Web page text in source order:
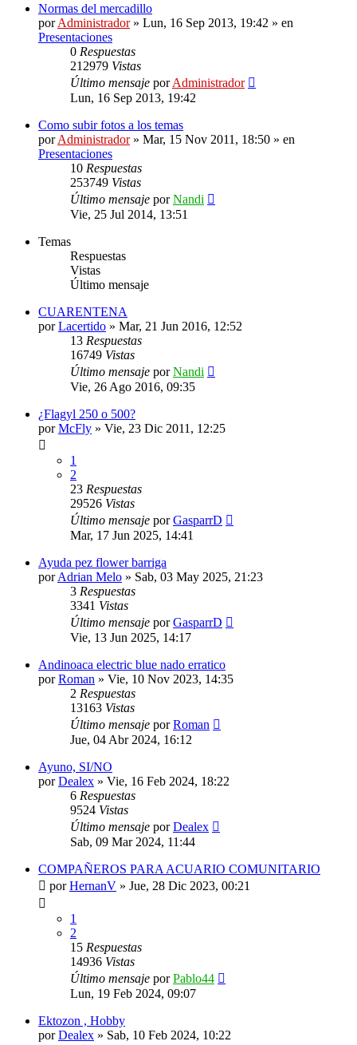
Normas del mercadillo
porAdministrador» Lun, 16 Sep 2013, 19:42 » en
Presentaciones
0 Respuestas
212979 Vistas
Último mensaje porAdministrador
Lun, 16 Sep 2013, 19:42
Como subir fotos a los temas
porAdministrador» Mar, 15 Nov 2011, 18:50 » en
Presentaciones
10 Respuestas
253749 Vistas
Último mensaje porNandi
Vie, 25 Jul 2014, 13:51
Temas
Respuestas
Vistas
Último mensaje
CUARENTENA
porLacertido » Mar, 21 Jun 2016, 12:52
13 Respuestas
16749 Vistas
Último mensaje porNandi
Vie, 26 Ago 2016, 09:35
¿Flagyl 250 o 500?
porMcFly » Vie, 23 Dic 2011, 12:25
1
2
23 Respuestas
29526 Vistas
Último mensaje porGasparrD
Mar, 17 Jun 2025, 14:41
Ayuda pez flower barriga
porAdrian Melo » Sab, 03 May 2025, 21:23
3 Respuestas
3341 Vistas
Último mensaje porGasparrD
Vie, 13 Jun 2025, 14:17
Andinoaca electric blue nado erratico
porRoman » Vie, 10 Nov 2023, 14:35
2 Respuestas
13163 Vistas
Último mensaje porRoman
Jue, 04 Abr 2024, 16:12
Ayuno, SI/NO
porDealex » Vie, 16 Feb 2024, 18:22
6 Respuestas
9524 Vistas
Último mensaje porDealex
Sab, 09 Mar 2024, 11:44
COMPAÑEROS PARA ACUARIO COMUNITARIO
porHernanV » Jue, 28 Dic 2023, 00:21
1
2
15 Respuestas
14936 Vistas
Último mensaje porPablo44
Lun, 19 Feb 2024, 09:07
Ektozon , Hobby
porDealex » Sab, 10 Feb 2024, 10:22